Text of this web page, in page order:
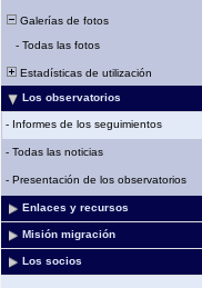
Galerías de fotos
- Todas las fotos
Estadísticas de utilización
Los observatorios
- Informes de los seguimientos
- Todas las noticias
- Presentación de los observatorios
Enlaces y recursos
Misión migración
Los socios